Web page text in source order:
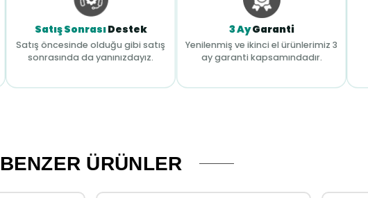
Satış SonrasıDestek
Satış öncesinde olduğu gibi satış
sonrasında da yanınızdayız.
3 AyGaranti
Yenilenmiş ve ikinci el ürünlerimiz 3
ay garanti kapsamındadır.
BENZER ÜRÜNLER